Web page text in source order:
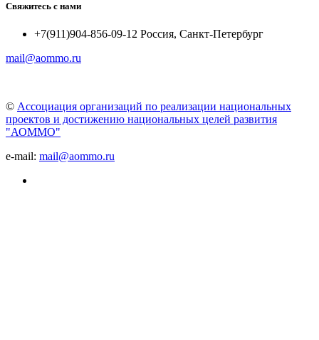
Свяжитесь с нами
+7(911)904-856-09-12 Россия, Санкт-Петербург
mail@aommo.ru
© Ассоциация организаций по реализации национальных
проектов и достижению национальных целей развития
"АОММО"
e-mail: mail@aommo.ru